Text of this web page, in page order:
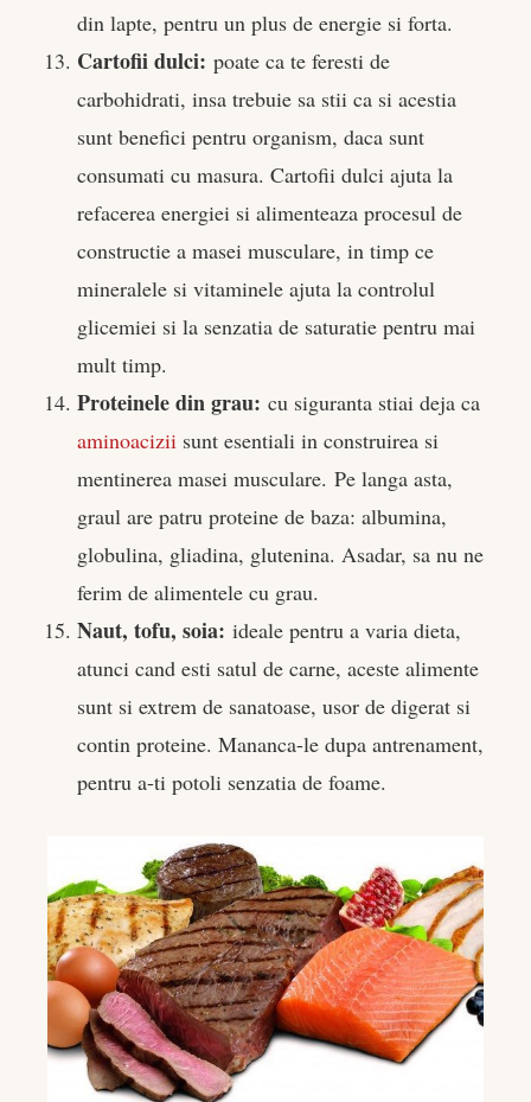
din lapte, pentru un plus de energie si forta.
Cartofii dulci: poate ca te feresti de
carbohidrati, insa trebuie sa stii ca si acestia
sunt benefici pentru organism, daca sunt
consumati cu masura. Cartofii dulci ajuta la
refacerea energiei si alimenteaza procesul de
constructie a masei musculare, in timp ce
mineralele si vitaminele ajuta la controlul
glicemiei si la senzatia de saturatie pentru mai
mult timp.
Proteinele din grau: cu siguranta stiai deja ca
aminoacizii sunt esentiali in construirea si
mentinerea masei musculare. Pe langa asta,
graul are patru proteine de baza: albumina,
globulina, gliadina, glutenina. Asadar, sa nu ne
ferim de alimentele cu grau.
Naut, tofu, soia: ideale pentru a varia dieta,
atunci cand esti satul de carne, aceste alimente
sunt si extrem de sanatoase, usor de digerat si
contin proteine. Mananca-le dupa antrenament,
pentru a-ti potoli senzatia de foame.